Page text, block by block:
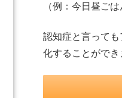
（例：今日昼ご
認知症と言って
化することができ